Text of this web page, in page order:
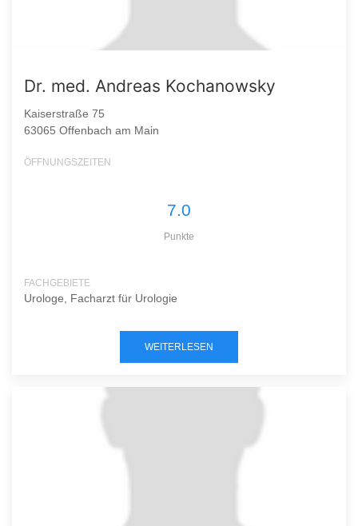
Dr. med. Andreas Kochanowsky
Kaiserstraße 75
63065 Offenbach am Main
ÖFFNUNGSZEITEN
7.0
Punkte
FACHGEBIETE
Urologe, Facharzt für Urologie
WEITERLESEN